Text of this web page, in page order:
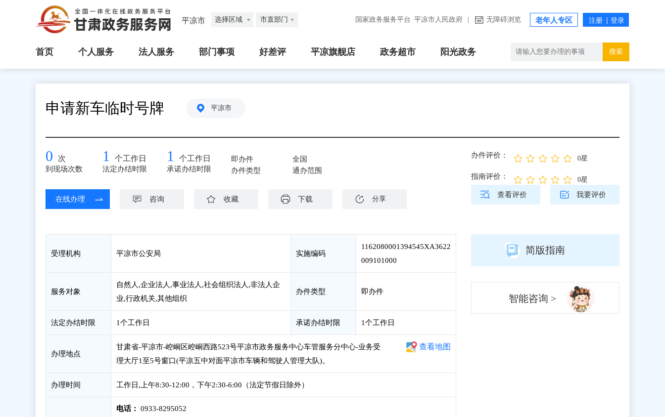
平凉市 选择区域 市直部门 国家政务服务平台 平凉市人民政府 无障碍浏览 老年人专区
首页 个人服务 法人服务 部门事项 好差评 平凉旗舰店 政务超市 阳光政务 搜索
申请新车临时号牌 平凉市
0 次
到现场次数
1 个工作日
法定办结时限
1 个工作日
承诺办结时限
即办件
办件类型
全国
通办范围
在线办理 咨询 收藏 下载 分享
办件评价： 0星
指南评价： 0星
查看评价 我要评价
受理机构 平凉市公安局 实施编码
1162080001394545XA3622
009101000
服务对象
自然人,企业法人,事业法人,社会组织法人,非法人企
业,行政机关,其他组织
办件类型 即办件
法定办结时限 1个工作日 承诺办结时限 1个工作日
办理地点
甘肃省-平凉市-崆峒区崆峒西路523号平凉市政务服务中心车管服务分中心-业务受
理大厅1至5号窗口(平凉五中对面平凉市车辆和驾驶人管理大队)。
查看地图
办理时间 工作日,上午8:30-12:00，下午2:30-6:00（法定节假日除外）
电话：
0933-8295052
简版指南
智能咨询 >